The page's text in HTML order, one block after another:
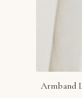
Armband